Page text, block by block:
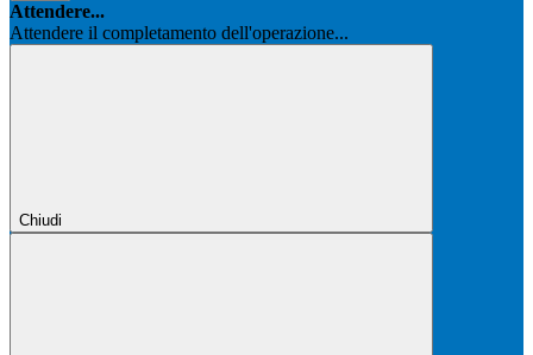
Attendere...
Attendere il completamento dell'operazione...
Chiudi